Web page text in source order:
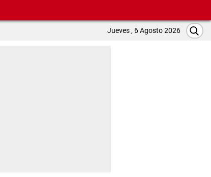
Jueves , 6 Agosto 2026